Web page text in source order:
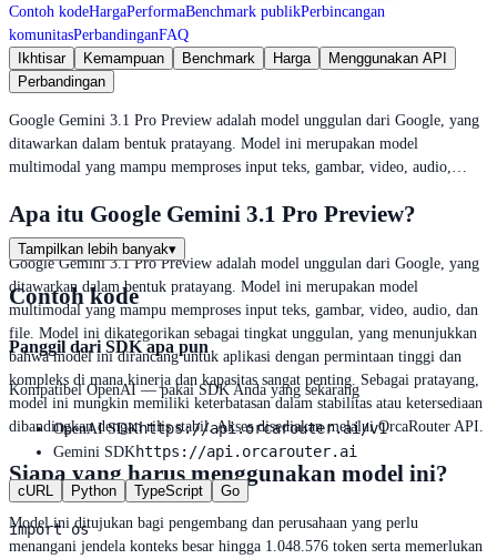
Contoh kodeHargaPerformaBenchmark publikPerbincangan
komunitasPerbandinganFAQ
Ikhtisar
Kemampuan Benchmark Harga
Menggunakan API
Perbandingan
Google Gemini 3.1 Pro Preview adalah model unggulan dari Google, yang
ditawarkan dalam bentuk pratayang. Model ini merupakan model
multimodal yang mampu memproses input teks, gambar, video, audio,…
Apa itu Google Gemini 3.1 Pro Preview?
Google Gemini 3.1 Pro Preview adalah model unggulan dari Google, yang
ditawarkan dalam bentuk pratayang. Model ini merupakan model
multimodal yang mampu memproses input teks, gambar, video, audio, dan
file. Model ini dikategorikan sebagai tingkat unggulan, yang menunjukkan
bahwa model ini dirancang untuk aplikasi dengan permintaan tinggi dan
kompleks di mana kinerja dan kapasitas sangat penting. Sebagai pratayang,
model ini mungkin memiliki keterbatasan dalam stabilitas atau ketersediaan
dibandingkan dengan rilis stabil. Akses disediakan melalui OrcaRouter API.
Siapa yang harus menggunakan model ini?
Model ini ditujukan bagi pengembang dan perusahaan yang perlu
menangani jendela konteks besar hingga 1.048.576 token serta memerlukan
Tampilkan lebih banyak▾
Contoh kode
Panggil dari SDK apa pun
Kompatibel OpenAI — pakai SDK Anda yang sekarang
OpenAI SDKhttps://api.orcarouter.ai/v1
Gemini SDKhttps://api.orcarouter.ai
cURL Python TypeScript Go
import os